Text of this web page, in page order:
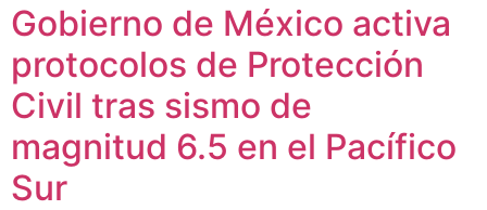
Gobierno de México activa
protocolos de Protección
Civil tras sismo de
magnitud 6.5 en el Pacífico
Sur